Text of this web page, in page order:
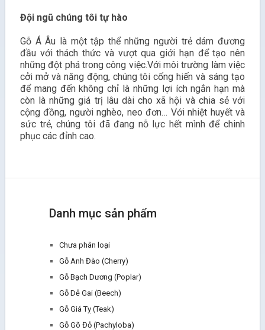
Đội ngũ chúng tôi tự hào
Gỗ Á Âu là một tập thể những người trẻ dám đương
đầu với thách thức và vượt qua giới hạn để tạo nên
những đột phá trong công việc.Với môi trường làm việc
cởi mở và năng động, chúng tôi cống hiến và sáng tạo
để mang đến không chỉ là những lợi ích ngắn hạn mà
còn là những giá trị lâu dài cho xã hội và chia sẻ với
cộng đồng, người nghèo, neo đơn… Với nhiệt huyết và
sức trẻ, chúng tôi đã đang nỗ lực hết mình để chinh
phục các đỉnh cao.
Danh mục sản phẩm
Chưa phân loại
Gỗ Anh Đào (Cherry)
Gỗ Bạch Dương (Poplar)
Gỗ Dẻ Gai (Beech)
Gỗ Giá Tỵ (Teak)
Gỗ Gõ Đỏ (Pachyloba)